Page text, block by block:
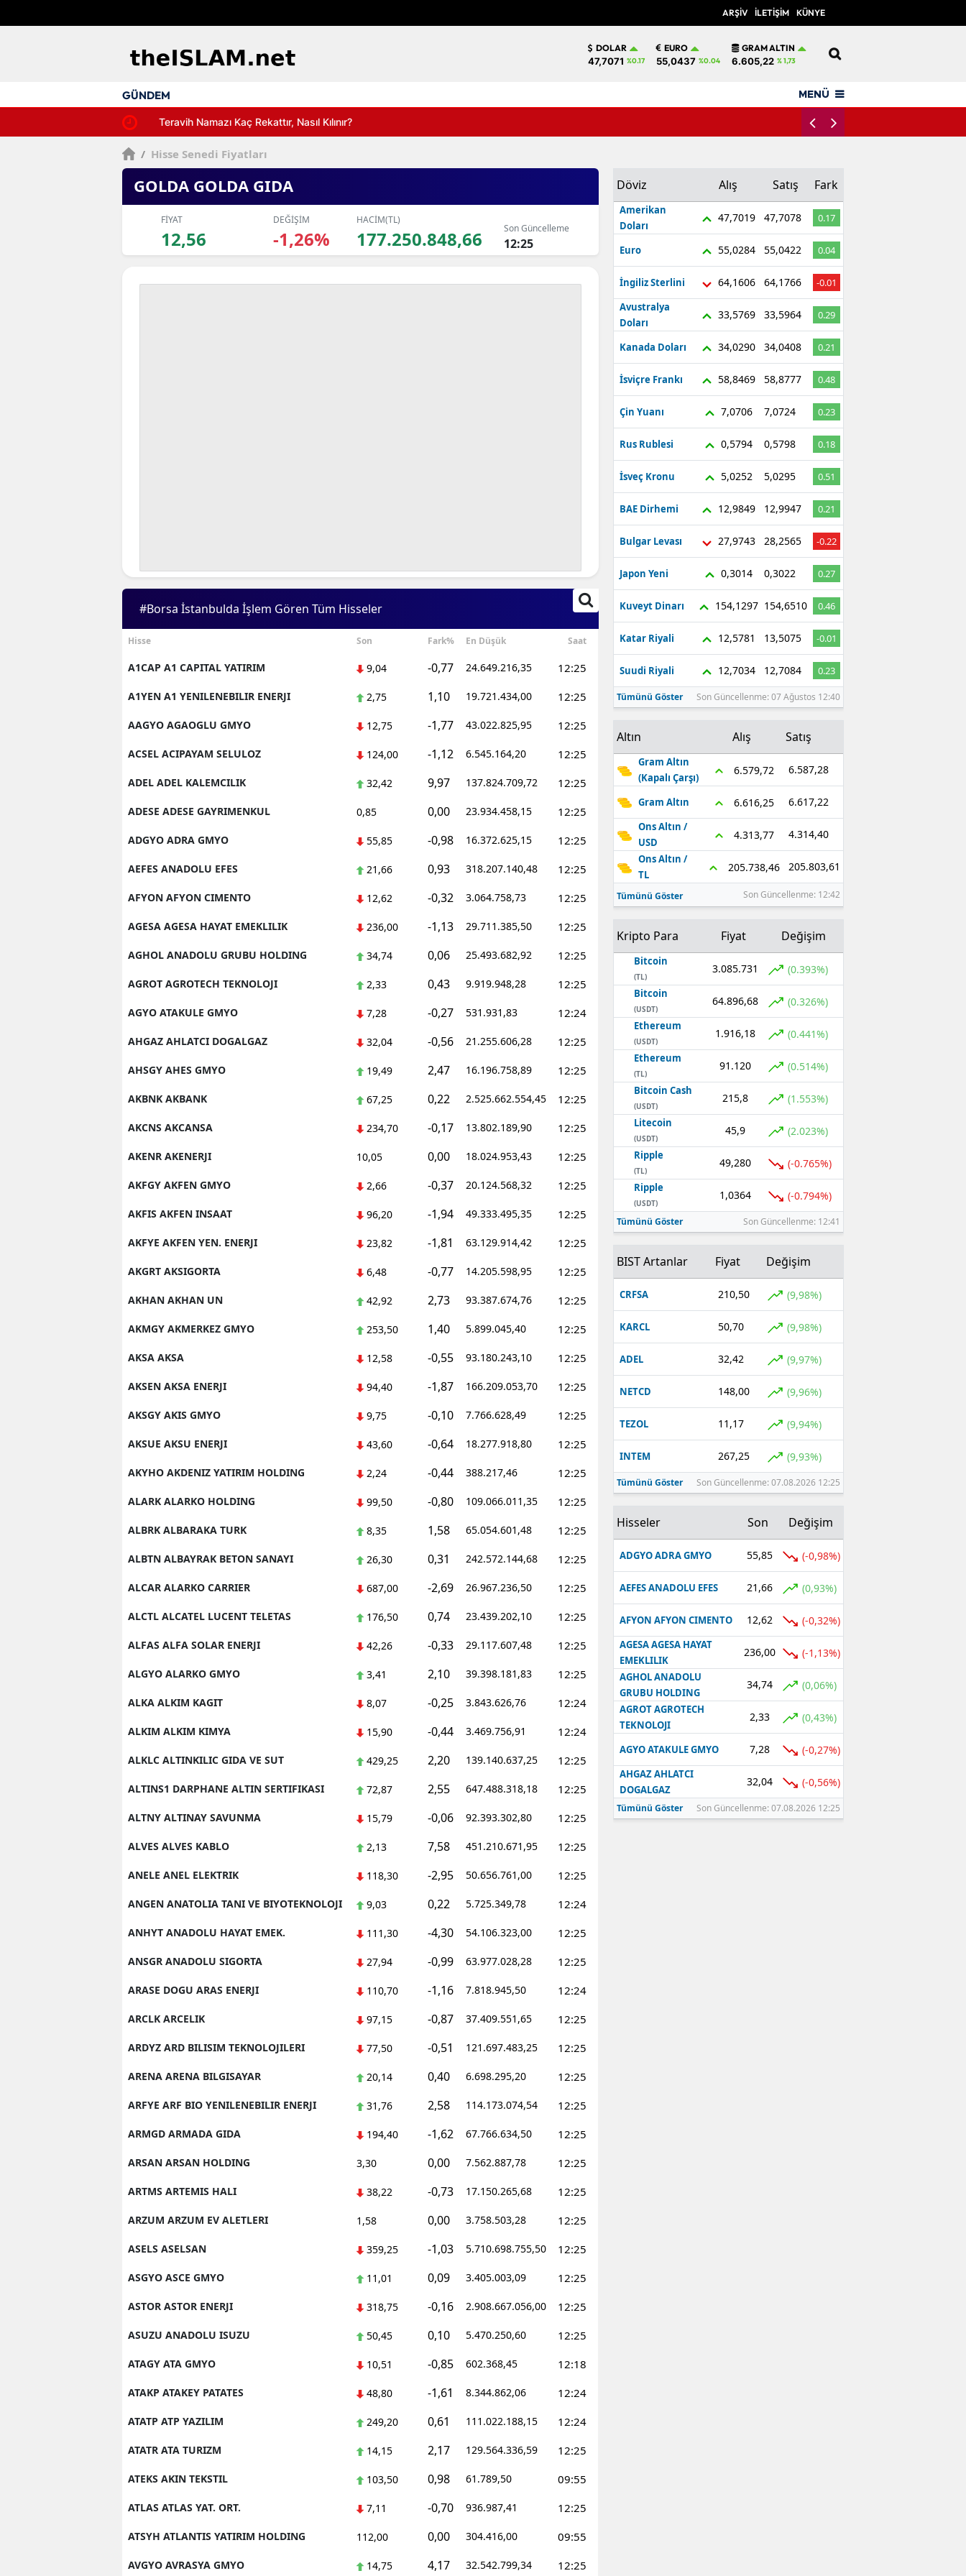
ARŞİV İLETİŞİM KÜNYE
DOLAR
47,7071 %0.17
EURO
55,0437 %0.04
GRAM ALTIN
6.605,22 % 1,73
GÜNDEM MENÜ
Teravih Namazı Kaç Rekattır, Nasıl Kılınır?
/ Hisse Senedi Fiyatları
GOLDA GOLDA GIDA
FİYAT
12,56
DEĞİŞİM
-1,26%
HACİM(TL)
177.250.848,66 Son Güncelleme
12:25
#Borsa İstanbulda İşlem Gören Tüm Hisseler
Hisse Son Fark% En Düşük Saat
A1CAP A1 CAPITAL YATIRIM 9,04 -0,77 24.649.216,35 12:25
A1YEN A1 YENILENEBILIR ENERJI 2,75 1,10 19.721.434,00 12:25
AAGYO AGAOGLU GMYO 12,75 -1,77 43.022.825,95 12:25
ACSEL ACIPAYAM SELULOZ 124,00 -1,12 6.545.164,20 12:25
ADEL ADEL KALEMCILIK 32,42 9,97 137.824.709,72 12:25
ADESE ADESE GAYRIMENKUL 0,85 0,00 23.934.458,15 12:25
ADGYO ADRA GMYO 55,85 -0,98 16.372.625,15 12:25
AEFES ANADOLU EFES 21,66 0,93 318.207.140,48 12:25
AFYON AFYON CIMENTO 12,62 -0,32 3.064.758,73 12:25
AGESA AGESA HAYAT EMEKLILIK 236,00 -1,13 29.711.385,50 12:25
AGHOL ANADOLU GRUBU HOLDING 34,74 0,06 25.493.682,92 12:25
AGROT AGROTECH TEKNOLOJI 2,33 0,43 9.919.948,28 12:25
AGYO ATAKULE GMYO 7,28 -0,27 531.931,83 12:24
AHGAZ AHLATCI DOGALGAZ 32,04 -0,56 21.255.606,28 12:25
AHSGY AHES GMYO 19,49 2,47 16.196.758,89 12:25
AKBNK AKBANK 67,25 0,22 2.525.662.554,45 12:25
AKCNS AKCANSA 234,70 -0,17 13.802.189,90 12:25
AKENR AKENERJI 10,05 0,00 18.024.953,43 12:25
AKFGY AKFEN GMYO 2,66 -0,37 20.124.568,32 12:25
AKFIS AKFEN INSAAT 96,20 -1,94 49.333.495,35 12:25
AKFYE AKFEN YEN. ENERJI 23,82 -1,81 63.129.914,42 12:25
AKGRT AKSIGORTA 6,48 -0,77 14.205.598,95 12:25
AKHAN AKHAN UN 42,92 2,73 93.387.674,76 12:25
AKMGY AKMERKEZ GMYO 253,50 1,40 5.899.045,40 12:25
AKSA AKSA 12,58 -0,55 93.180.243,10 12:25
AKSEN AKSA ENERJI 94,40 -1,87 166.209.053,70 12:25
AKSGY AKIS GMYO 9,75 -0,10 7.766.628,49 12:25
AKSUE AKSU ENERJI 43,60 -0,64 18.277.918,80 12:25
AKYHO AKDENIZ YATIRIM HOLDING 2,24 -0,44 388.217,46 12:25
ALARK ALARKO HOLDING 99,50 -0,80 109.066.011,35 12:25
ALBRK ALBARAKA TURK 8,35 1,58 65.054.601,48 12:25
ALBTN ALBAYRAK BETON SANAYI 26,30 0,31 242.572.144,68 12:25
ALCAR ALARKO CARRIER 687,00 -2,69 26.967.236,50 12:25
ALCTL ALCATEL LUCENT TELETAS 176,50 0,74 23.439.202,10 12:25
ALFAS ALFA SOLAR ENERJI 42,26 -0,33 29.117.607,48 12:25
ALGYO ALARKO GMYO 3,41 2,10 39.398.181,83 12:25
ALKA ALKIM KAGIT 8,07 -0,25 3.843.626,76 12:24
ALKIM ALKIM KIMYA 15,90 -0,44 3.469.756,91 12:24
ALKLC ALTINKILIC GIDA VE SUT 429,25 2,20 139.140.637,25 12:25
ALTINS1 DARPHANE ALTIN SERTIFIKASI 72,87 2,55 647.488.318,18 12:25
ALTNY ALTINAY SAVUNMA 15,79 -0,06 92.393.302,80 12:25
ALVES ALVES KABLO 2,13 7,58 451.210.671,95 12:25
ANELE ANEL ELEKTRIK 118,30 -2,95 50.656.761,00 12:25
ANGEN ANATOLIA TANI VE BIYOTEKNOLOJI 9,03 0,22 5.725.349,78 12:24
ANHYT ANADOLU HAYAT EMEK. 111,30 -4,30 54.106.323,00 12:25
ANSGR ANADOLU SIGORTA 27,94 -0,99 63.977.028,28 12:25
ARASE DOGU ARAS ENERJI 110,70 -1,16 7.818.945,50 12:24
ARCLK ARCELIK 97,15 -0,87 37.409.551,65 12:25
ARDYZ ARD BILISIM TEKNOLOJILERI 77,50 -0,51 121.697.483,25 12:25
ARENA ARENA BILGISAYAR 20,14 0,40 6.698.295,20 12:25
ARFYE ARF BIO YENILENEBILIR ENERJI 31,76 2,58 114.173.074,54 12:25
ARMGD ARMADA GIDA 194,40 -1,62 67.766.634,50 12:25
ARSAN ARSAN HOLDING 3,30 0,00 7.562.887,78 12:25
ARTMS ARTEMIS HALI 38,22 -0,73 17.150.265,68 12:25
ARZUM ARZUM EV ALETLERI 1,58 0,00 3.758.503,28 12:25
ASELS ASELSAN 359,25 -1,03 5.710.698.755,50 12:25
ASGYO ASCE GMYO 11,01 0,09 3.405.003,09 12:25
ASTOR ASTOR ENERJI 318,75 -0,16 2.908.667.056,00 12:25
ASUZU ANADOLU ISUZU 50,45 0,10 5.470.250,60 12:25
ATAGY ATA GMYO 10,51 -0,85 602.368,45 12:18
ATAKP ATAKEY PATATES 48,80 -1,61 8.344.862,06 12:24
ATATP ATP YAZILIM 249,20 0,61 111.022.188,15 12:24
ATATR ATA TURIZM 14,15 2,17 129.564.336,59 12:25
ATEKS AKIN TEKSTIL 103,50 0,98 61.789,50 09:55
ATLAS ATLAS YAT. ORT. 7,11 -0,70 936.987,41 12:25
ATSYH ATLANTIS YATIRIM HOLDING 112,00 0,00 304.416,00 09:55
AVGYO AVRASYA GMYO 14,75 4,17 32.542.799,34 12:25
Döviz Alış Satış Fark
Amerikan
Doları
47,7019 47,7078 0.17
Euro 55,0284 55,0422 0.04
İngiliz Sterlini 64,1606 64,1766
-0.01
Avustralya
Doları
33,5769 33,5964 0.29
Kanada Doları 34,0290 34,0408 0.21
İsviçre Frankı 58,8469 58,8777 0.48
Çin Yuanı 7,0706 7,0724 0.23
Rus Rublesi 0,5794 0,5798 0.18
İsveç Kronu 5,0252 5,0295 0.51
BAE Dirhemi 12,9849 12,9947 0.21
Bulgar Levası 27,9743 28,2565 -0.22
Japon Yeni 0,3014 0,3022 0.27
Kuveyt Dinarı 154,1297 154,6510 0.46
Katar Riyali 12,5781 13,5075 -0.01
Suudi Riyali 12,7034 12,7084 0.23
Tümünü Göster Son Güncellenme: 07 Ağustos 12:40
Altın Alış Satış
Gram Altın
(Kapalı Çarşı)
6.579,72 6.587,28
Gram Altın 6.616,25 6.617,22
Ons Altın /
USD
4.313,77 4.314,40
Ons Altın /
TL
205.738,46 205.803,61
Tümünü Göster Son Güncellenme: 12:42
Kripto Para Fiyat Değişim
Bitcoin
(TL)
3.085.731 (0.393%)
Bitcoin
(USDT)
64.896,68 (0.326%)
Ethereum
(USDT)
1.916,18 (0.441%)
Ethereum
(TL)
91.120 (0.514%)
Bitcoin Cash
(USDT)
215,8 (1.553%)
Litecoin
(USDT)
45,9 (2.023%)
Ripple
(TL)
49,280 (-0.765%)
Ripple
(USDT)
1,0364 (-0.794%)
Tümünü Göster Son Güncellenme: 12:41
BIST Artanlar Fiyat Değişim
CRFSA 210,50 (9,98%)
KARCL 50,70 (9,98%)
ADEL 32,42 (9,97%)
NETCD 148,00 (9,96%)
TEZOL 11,17 (9,94%)
INTEM 267,25 (9,93%)
Tümünü Göster Son Güncellenme: 07.08.2026 12:25
Hisseler Son Değişim
ADGYO ADRA GMYO 55,85 (-0,98%)
AEFES ANADOLU EFES 21,66 (0,93%)
AFYON AFYON CIMENTO 12,62 (-0,32%)
AGESA AGESA HAYAT
EMEKLILIK
236,00 (-1,13%)
AGHOL ANADOLU
GRUBU HOLDING
34,74 (0,06%)
AGROT AGROTECH
TEKNOLOJI
2,33 (0,43%)
AGYO ATAKULE GMYO 7,28 (-0,27%)
AHGAZ AHLATCI
DOGALGAZ
32,04 (-0,56%)
Tümünü Göster Son Güncellenme: 07.08.2026 12:25